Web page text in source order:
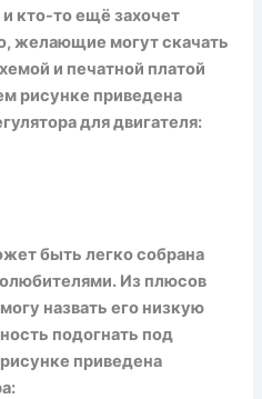
кто-то ещё захочет
желающие могут скачать
и печатной платой
рисунке приведена
для двигателя:
быть легко собрана
Из плюсов
назвать его низкую
подогнать под
приведена